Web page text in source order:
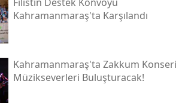
Kahramanmaraş'ta Karşılandı
Kahramanmaraş'ta Zakkum Konseri
Müzikseverleri Buluşturacak!